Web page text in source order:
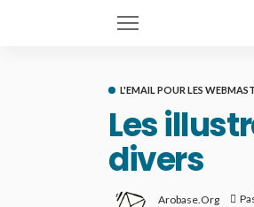
L'EMAIL POUR LES
Les
divers
Arobase.org